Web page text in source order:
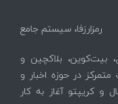
رمزارزفا، سیستم جامع
بیت‌کوین، بلاکچین و
1400 به صورت متمرکز در حوزه اخبار و
و کریپتو آغاز به کار